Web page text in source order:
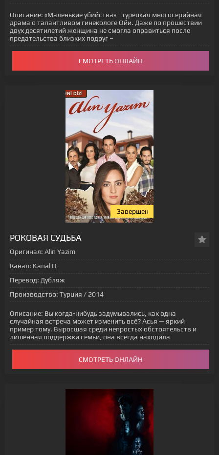
Описание: «Маленькие убийства» - турецкая многосерийная
драма о талантливом гинекологе Ойи. Даже по прошествии
двух десятилетий женщина не смогла оправиться после
предательства близких подруг –
СМОТРЕТЬ ОНЛАЙН
Завершен
РОКОВАЯ СУДЬБА
Оригинал: Alin Yazim
Канал: Kanal D
Перевод: Дубляж
Производство: Турция / 2014
Описание: Вы когда-нибудь задумывались, как одна
случайная встреча может изменить всё? Асья — яркий
пример тому. Выросшая среди непростых обстоятельств и
лишённая поддержки семьи, она всегда находила
СМОТРЕТЬ ОНЛАЙН